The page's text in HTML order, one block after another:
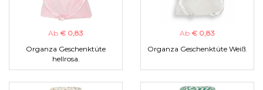
Ab € 0,83
Organza Geschenktüte
hellrosa.
Ab € 0,83
Organza Geschenktüte Weiß.